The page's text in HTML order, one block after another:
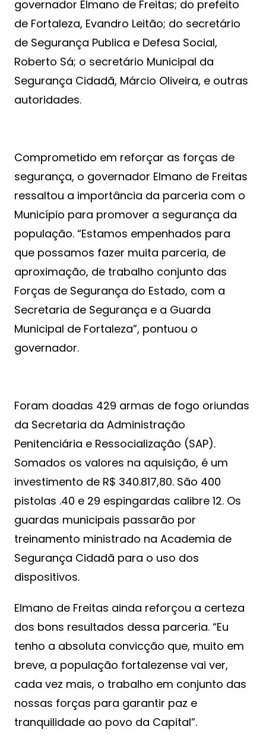
governador Elmano de Freitas; do prefeito
de Fortaleza, Evandro Leitão; do secretário
de Segurança Publica e Defesa Social,
Roberto Sá; o secretário Municipal da
Segurança Cidadã, Márcio Oliveira, e outras
autoridades.
Comprometido em reforçar as forças de
segurança, o governador Elmano de Freitas
ressaltou a importância da parceria com o
Município para promover a segurança da
população. “Estamos empenhados para
que possamos fazer muita parceria, de
aproximação, de trabalho conjunto das
Forças de Segurança do Estado, com a
Secretaria de Segurança e a Guarda
Municipal de Fortaleza”, pontuou o
governador.
Foram doadas 429 armas de fogo oriundas
da Secretaria da Administração
Penitenciária e Ressocialização (SAP).
Somados os valores na aquisição, é um
investimento de R$ 340.817,80. São 400
pistolas .40 e 29 espingardas calibre 12. Os
guardas municipais passarão por
treinamento ministrado na Academia de
Segurança Cidadã para o uso dos
dispositivos.
Elmano de Freitas ainda reforçou a certeza
dos bons resultados dessa parceria. “Eu
tenho a absoluta convicção que, muito em
breve, a população fortalezense vai ver,
cada vez mais, o trabalho em conjunto das
nossas forças para garantir paz e
tranquilidade ao povo da Capital”.